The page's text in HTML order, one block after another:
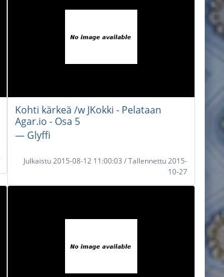
Kohti kärkeä /w JKokki - Pelataan
Agar.io - Osa 5
― Glyffi
Julkaistu 2015-08-12 11:00:03 / Tallennettu 2015-
10-27